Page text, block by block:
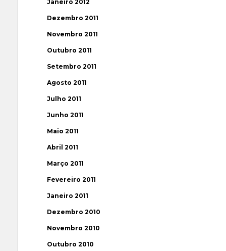
Janeiro 2012
Dezembro 2011
Novembro 2011
Outubro 2011
Setembro 2011
Agosto 2011
Julho 2011
Junho 2011
Maio 2011
Abril 2011
Março 2011
Fevereiro 2011
Janeiro 2011
Dezembro 2010
Novembro 2010
Outubro 2010